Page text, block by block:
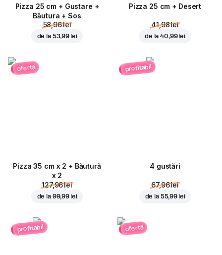
Pizza 25 cm + Gustare +
Băutura + Sos
58,96 lei
de la 53,99 lei
Pizza 25 cm + Desert
41,98 lei
de la40,99 lei
ofertă
Pizza 35 cm x 2 + Băutură
x 2
127,96 lei
de la 99,99 lei
profitabil
4 gustări
67,96 lei
de la 55,99 lei
profitabil ofertă